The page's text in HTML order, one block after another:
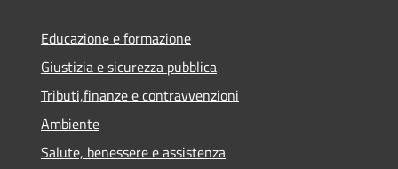
Educazione e formazione
Giustizia e sicurezza pubblica
Tributi,finanze e contravvenzioni
Ambiente
Salute, benessere e assistenza